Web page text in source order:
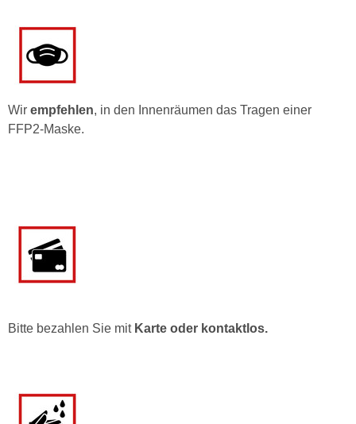
Wir empfehlen, in den Innenräumen das Tragen einer
FFP2-Maske.
Bitte bezahlen Sie mit Karte oder kontaktlos.